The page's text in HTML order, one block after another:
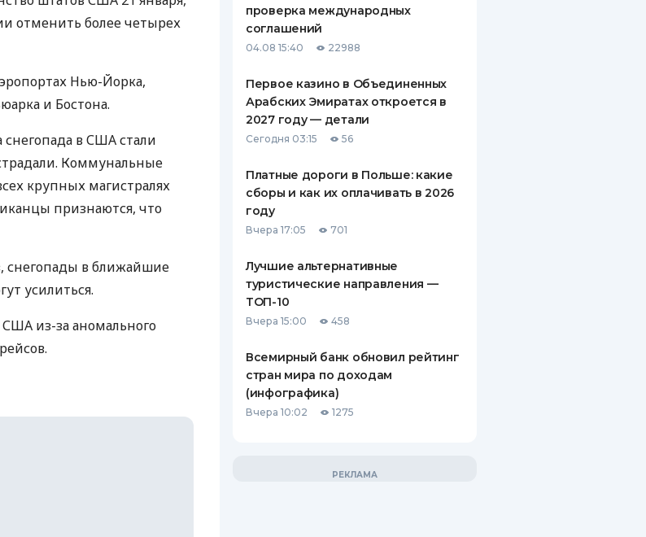
ЕЖЕМЕСЯЧНЫЙ ОБЗОР
ПУТЕВОДИТЕЛИ ПО
БАНКОВСКИМ КАРТАМ
ПУТЕВОДИТЕЛИ ПО
СТРАХОВЫЕ КОМПАНИИ
ОТЗЫВЫ О СТРАХОВЫХ
ДОСТАВКА И ОПЛАТА
КОНТАКТЫ
отменить более четырех
Нью-Йорка,
и Бостона.
снегопада вСШАстали
Коммунальные
крупных магистралях
признаются, что
снегопады в ближайшие
усилиться.
США из-за аномального
проверка международных
соглашений
04.08 15:40 22988
Первое казино в Объединенных
Арабских Эмиратах откроется в
2027 году — детали
Сегодня 03:15 56
Платные дороги в Польше: какие
сборы и как их оплачивать в 2026
году
Вчера 17:05 701
Лучшие альтернативные
туристические направления —
ТОП-10
Вчера 15:00 458
Всемирный банк обновил рейтинг
стран мира по доходам
(инфографика)
Вчера 10:02 1275